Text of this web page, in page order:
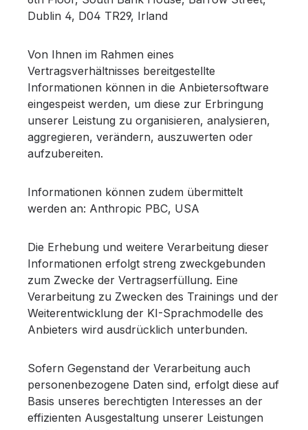
Dublin 4, D04 TR29, Irland
Von Ihnen im Rahmen eines
Vertragsverhältnisses bereitgestellte
Informationen können in die Anbietersoftware
eingespeist werden, um diese zur Erbringung
unserer Leistung zu organisieren, analysieren,
aggregieren, verändern, auszuwerten oder
aufzubereiten.
Informationen können zudem übermittelt
werden an: Anthropic PBC, USA
Die Erhebung und weitere Verarbeitung dieser
Informationen erfolgt streng zweckgebunden
zum Zwecke der Vertragserfüllung. Eine
Verarbeitung zu Zwecken des Trainings und der
Weiterentwicklung der KI-Sprachmodelle des
Anbieters wird ausdrücklich unterbunden.
Sofern Gegenstand der Verarbeitung auch
personenbezogene Daten sind, erfolgt diese auf
Basis unseres berechtigten Interesses an der
effizienten Ausgestaltung unserer Leistungen